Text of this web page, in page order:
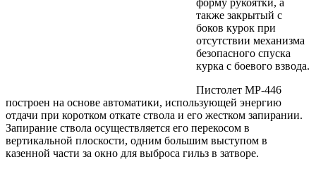
форму рукоятки, а
также закрытый с
боков курок при
отсутствии механизма
безопасного спуска
курка с боевого взвода.
Пистолет МР-446
построен на основе автоматики, использующей энергию
отдачи при коротком откате ствола и его жестком запирании.
Запирание ствола осуществляется его перекосом в
вертикальной плоскости, одним большим выступом в
казенной части за окно для выброса гильз в затворе.